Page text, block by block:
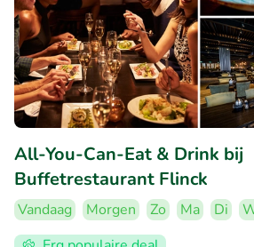
All-You-Can-Eat & Drink bij
Buffetrestaurant Flinck
Vandaag Morgen Zo Ma Di